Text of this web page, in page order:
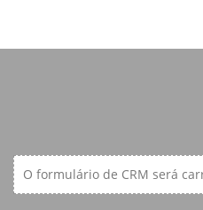
O formulário de CRM será